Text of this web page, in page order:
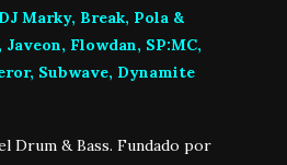
Marky, Break, Pola &
Flowdan, SP:MC,
Subwave, Dynamite
Drum & Bass. Fundado por